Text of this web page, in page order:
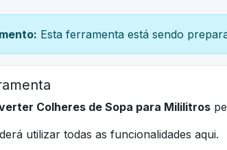
Esta ferramenta está sendo
Colheres de Sopa para Mililitros
utilizar todas as funcionalidades aqui.